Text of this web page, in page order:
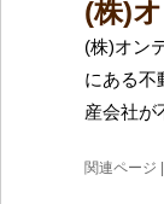
(株)
(株)オン
にある不
産会社が
関連ページ |